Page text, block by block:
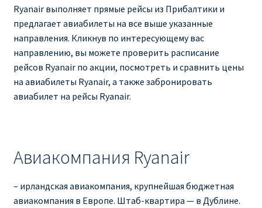
Ryanair выполняет прямые рейсы из Прибалтики и
предлагает авиабилеты на все выше указанные
направления. Кликнув по интересующему вас
направлению, вы можете проверить расписание
рейсов Ryanair по акции, посмотреть и сравнить цены
на авиабилеты Ryanair, а также забронировать
авиабилет на рейсы Ryanair.
Авиакомпания Ryanair
– ирландская авиакомпания, крупнейшая бюджетная
авиакомпания в Европе. Штаб-квартира — в Дублине.